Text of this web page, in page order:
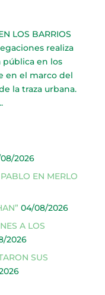
LOS BARRIOS
realiza
pública en los
en el marco del
la traza urbana.
2026
EN MERLO
04/08/2026
A LOS
2026
SUS